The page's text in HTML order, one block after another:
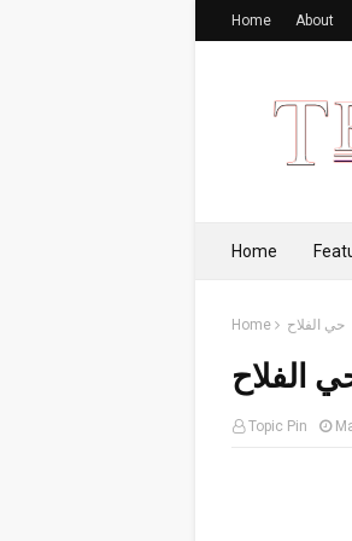
Home About
Home
Home حي الفلاح
الفلاح
Topic Pin